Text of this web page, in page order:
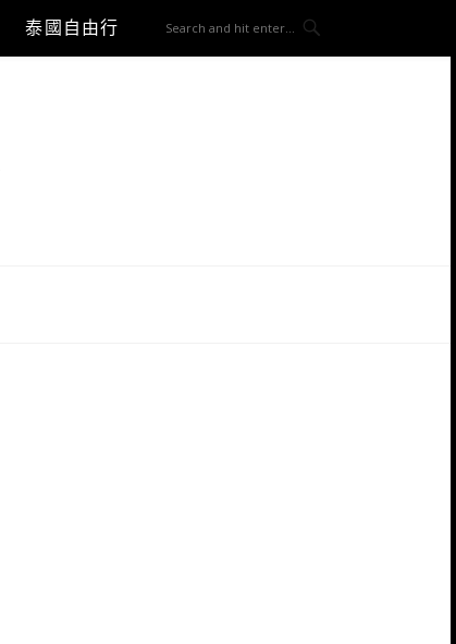
泰國自由行